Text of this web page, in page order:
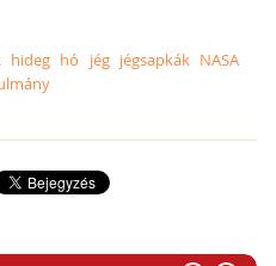
hideg hó jég jégsapkák NASA